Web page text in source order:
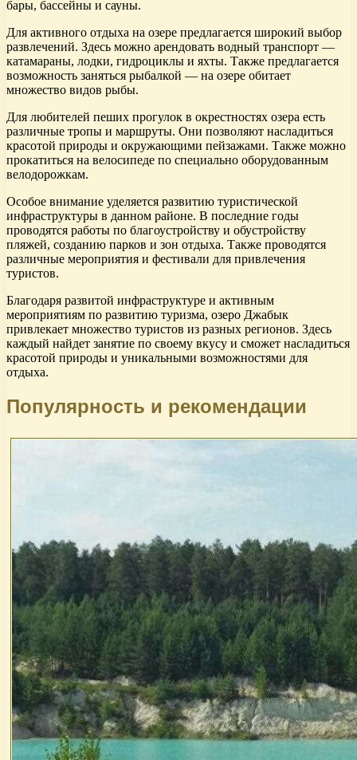
бары, бассейны и сауны.
Для активного отдыха на озере предлагается широкий выбор
развлечений. Здесь можно арендовать водный транспорт —
катамараны, лодки, гидроциклы и яхты. Также предлагается
возможность заняться рыбалкой — на озере обитает
множество видов рыбы.
Для любителей пеших прогулок в окрестностях озера есть
различные тропы и маршруты. Они позволяют насладиться
красотой природы и окружающими пейзажами. Также можно
прокатиться на велосипеде по специально оборудованным
велодорожкам.
Особое внимание уделяется развитию туристической
инфраструктуры в данном районе. В последние годы
проводятся работы по благоустройству и обустройству
пляжей, созданию парков и зон отдыха. Также проводятся
различные мероприятия и фестивали для привлечения
туристов.
Благодаря развитой инфраструктуре и активным
мероприятиям по развитию туризма, озеро Джабык
привлекает множество туристов из разных регионов. Здесь
каждый найдет занятие по своему вкусу и сможет насладиться
красотой природы и уникальными возможностями для
отдыха.
Популярность и рекомендации